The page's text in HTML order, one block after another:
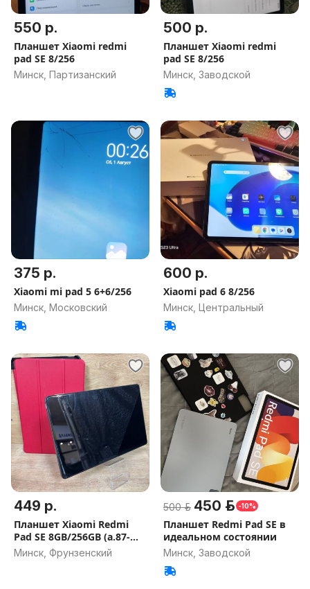
550 р.
Планшет Xiaomi redmi
pad SE 8/256
Минск, Партизанский
500 р.
Планшет Xiaomi redmi
pad SE 8/256
Минск, Заводской
375 р.
Xiaomi mi pad 5 6+6/256
Минск, Московский
600 р.
Xiaomi pad 6 8/256
Минск, Центральный
449 р.
Планшет Xiaomi Redmi
Pad SE 8GB/256GB (а.87-
021642)
Минск, Фрунзенский
500 р. 450 р. -10%
Планшет Redmi Pad SE в
идеальном состоянии
Минск, Заводской